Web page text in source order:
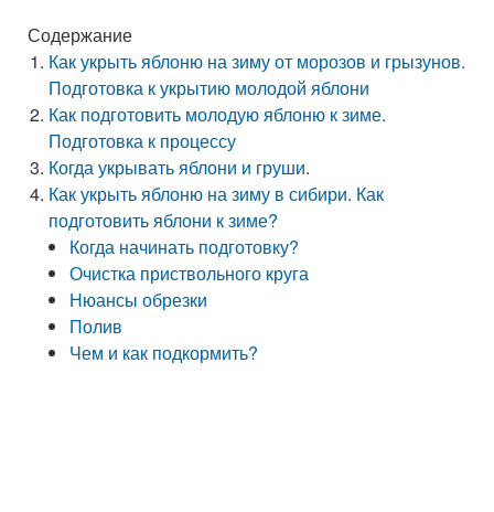
Содержание
Как укрыть яблоню на зиму от морозов и грызунов.
Подготовка к укрытию молодой яблони
Как подготовить молодую яблоню к зиме.
Подготовка к процессу
Когда укрывать яблони и груши.
Как укрыть яблоню на зиму в сибири. Как
подготовить яблони к зиме?
Когда начинать подготовку?
Очистка приствольного круга
Нюансы обрезки
Полив
Чем и как подкормить?